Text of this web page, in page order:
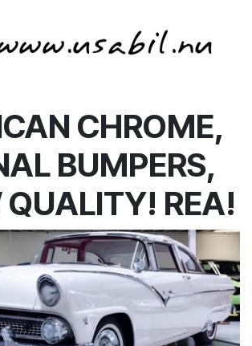
CHROME,
BUMPERS,
QUALITY! REA!